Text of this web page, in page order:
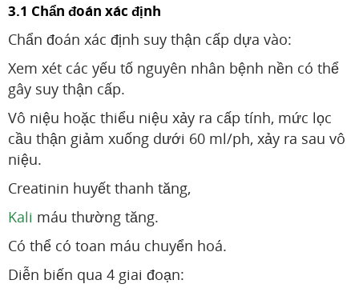
3.1 Chẩn đoán xác định
Chẩn đoán xác định suy thận cấp dựa vào:
Xem xét các yếu tố nguyên nhân bệnh nền có thể
gây suy thận cấp.
Vô niệu hoặc thiểu niệu xảy ra cấp tính, mức lọc
cầu thận giảm xuống dưới 60 ml/ph, xảy ra sau vô
niệu.
Creatinin huyết thanh tăng,
Kali máu thường tăng.
Có thể có toan máu chuyển hoá.
Diễn biến qua 4 giai đoạn: